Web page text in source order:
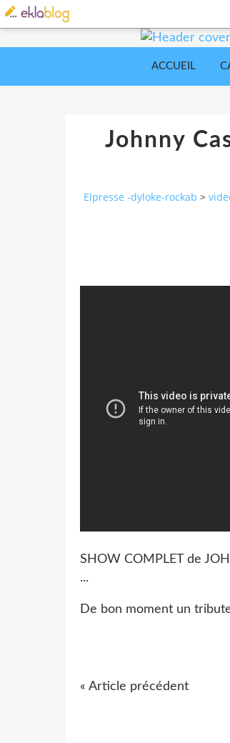
ACCUEIL
Johnny
Elpresse -dyloke-rockab >
SHOW COMPLET de
...
De bon moment un tribute
« Article précédent